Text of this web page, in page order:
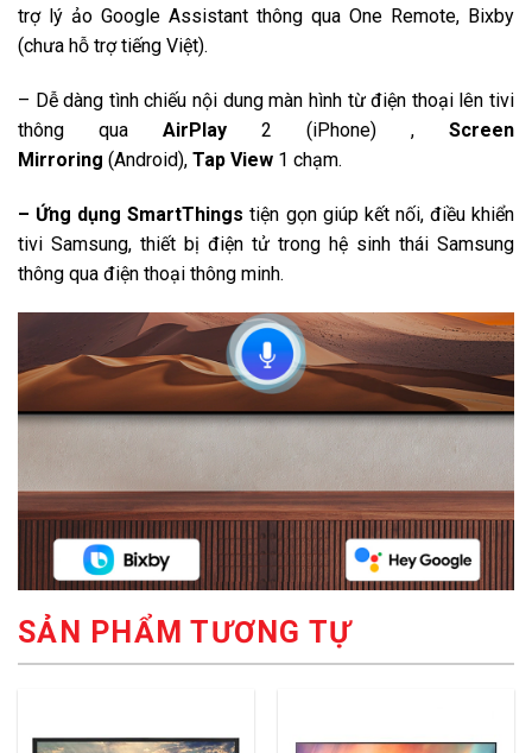
trợ lý ảo Google Assistant thông qua One Remote, Bixby
(chưa hỗ trợ tiếng Việt).
– Dễ dàng tình chiếu nội dung màn hình từ điện thoại lên tivi
thông qua AirPlay 2 (iPhone) , Screen
Mirroring (Android), Tap View 1 chạm.
– Ứng dụng SmartThings tiện gọn giúp kết nối, điều khiển
tivi Samsung, thiết bị điện tử trong hệ sinh thái Samsung
thông qua điện thoại thông minh.
SẢN PHẨM TƯƠNG TỰ